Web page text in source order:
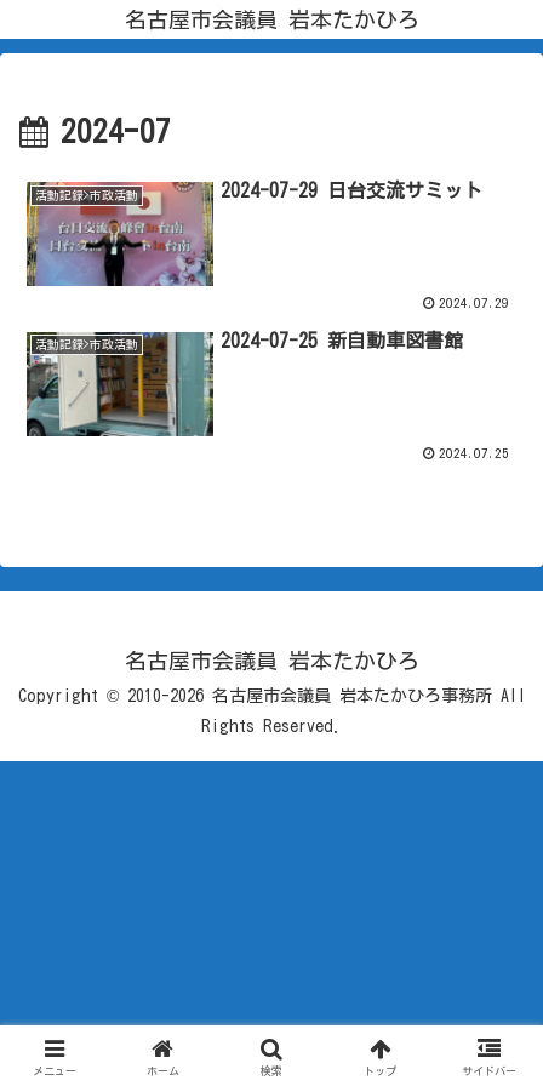
名古屋市会議員 岩本たかひろ
2024-07
活動記録>市政活動 2024-07-29 日台交流サミット
2024.07.29
活動記録>市政活動 2024-07-25 新自動車図書館
2024.07.25
名古屋市会議員 岩本たかひろ
Copyright © 2010-2026 名古屋市会議員 岩本たかひろ事務所 All
Rights Reserved.
メニュー ホーム 検索 トップ サイドバー